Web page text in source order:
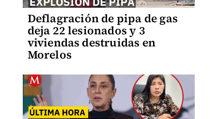
Deflagración de pipa de gas
deja 22 lesionados y 3
viviendas destruidas en
Morelos